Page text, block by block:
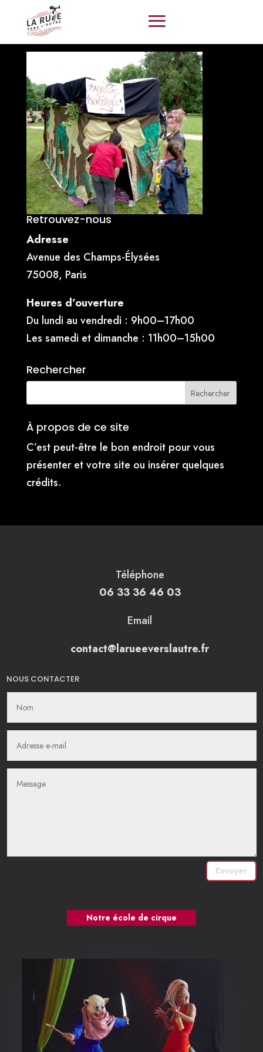
Retrouvez-nous
Adresse
Avenue des Champs-Élysées
75008, Paris
Heures d’ouverture
Du lundi au vendredi : 9h00–17h00
Les samedi et dimanche : 11h00–15h00
Rechercher
À propos de ce site
C’est peut-être le bon endroit pour vous
présenter et votre site ou insérer quelques
crédits.
Téléphone
06 33 36 46 03
Email
contact@larueeverslautre.fr
NOUS CONTACTER
Envoyer
Notre école de cirque